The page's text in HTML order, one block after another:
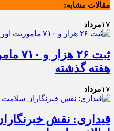
مقالات مشابه:
۱۷مرداد
ثبت
هفته گذشته
۱۷مرداد
قیداری: نقش